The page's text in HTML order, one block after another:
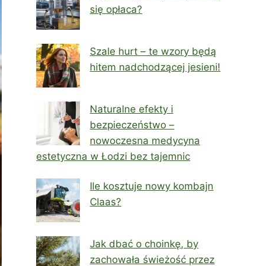
się opłaca?
Szale hurt – te wzory będą
hitem nadchodzącej jesieni!
Naturalne efekty i
bezpieczeństwo –
nowoczesna medycyna
estetyczna w Łodzi bez tajemnic
Ile kosztuje nowy kombajn
Claas?
Jak dbać o choinkę, by
zachowała świeżość przez